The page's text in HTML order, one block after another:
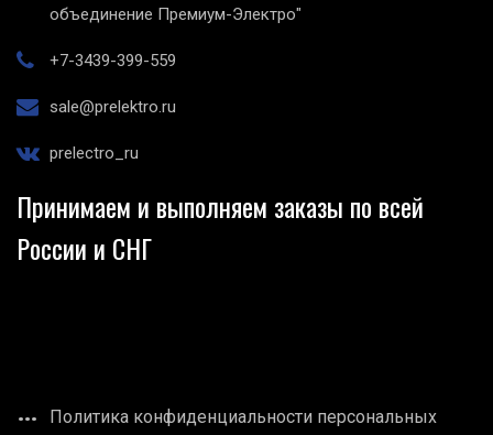
объединение Премиум-Электро"
+7-3439-399-559
sale@prelektro.ru
prelectro_ru
Принимаем и выполняем заказы по всей
России и СНГ
Политика конфиденциальности персональных